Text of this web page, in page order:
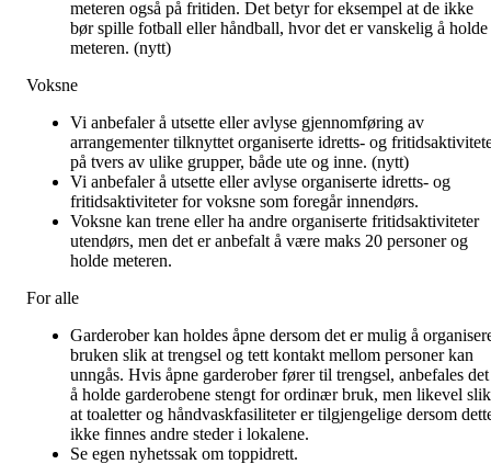
meteren også på fritiden. Det betyr for eksempel at de ikke
bør spille fotball eller håndball, hvor det er vanskelig å holde
meteren. (nytt)
Voksne
Vi anbefaler å utsette eller avlyse gjennomføring av
arrangementer tilknyttet organiserte idretts- og
på tvers av ulike grupper, både ute og inne. (nytt)
Vi anbefaler å utsette eller avlyse organiserte idretts- og
fritidsaktiviteter for voksne som foregår innendørs.
Voksne kan trene eller ha andre organiserte fritidsaktiviteter
utendørs, men det er anbefalt å være maks 20 personer og
holde meteren.
For alle
Garderober kan holdes åpne dersom det er mulig å
bruken slik at trengsel og tett kontakt mellom personer kan
unngås. Hvis åpne garderober fører til trengsel, anbefales det
å holde garderobene stengt for ordinær bruk, men likevel slik
at toaletter og håndvaskfasiliteter er tilgjengelige dersom
ikke finnes andre steder i lokalene.
Se egen nyhetssak om toppidrett.